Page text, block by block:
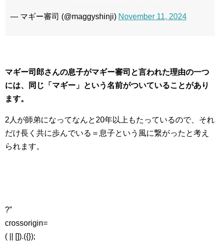
— マギー審司 (@maggyshinji) November 11, 2024
マギー司郎さんの息子がマギー審司と言われた理由の一つ
には、同じ「マギー」という名前がついていることがあり
ます。
2人が師弟になってなんと20年以上もたっているので、それ
だけ長く共に歩んでいる＝息子という風に繋がったと考え
られます。
?”
crossorigin=
( || []).({});